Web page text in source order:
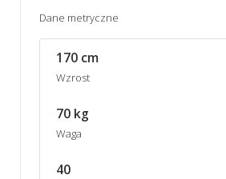
Dane metryczne
170 cm
Wzrost
70 kg
Waga
40